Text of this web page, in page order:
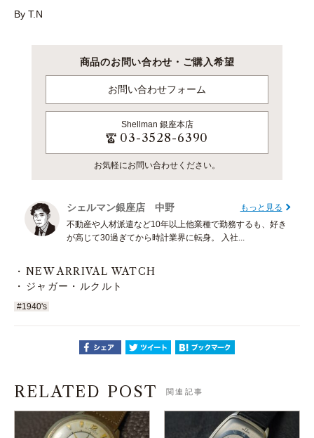
By T.N
商品のお問い合わせ・ご購入希望
お問い合わせフォーム
Shellman 銀座本店
03-3528-6390
お気軽にお問い合わせください。
シェルマン銀座店 中野
もっと見る
不動産や人材派遣など10年以上他業種で勤務するも、好き
が高じて30過ぎてから時計業界に転身。 入社...
NEW ARRIVAL WATCH
ジャガー・ルクルト
#1940's
RELATED POST 関連記事